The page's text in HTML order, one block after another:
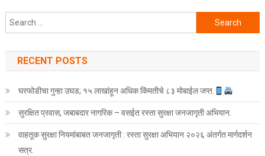
Search for:
RECENT POSTS
घरफोडीचा गुन्हा उघड; १५ लाखांहून अधिक किंमतीचे ८३ मोबाईल जप्त.
सुरक्षित प्रवास, जबाबदार नागरिक – वसईत रस्ता सुरक्षा जनजागृती अभियान.
वाहतूक सुरक्षा नियमांबाबत जनजागृती : रस्ता सुरक्षा अभियान २०२६ अंतर्गत मार्गदर्शन
सत्र.